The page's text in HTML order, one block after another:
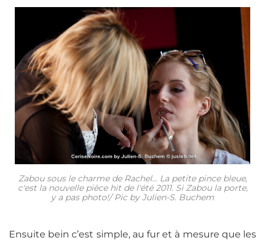
Zabou sous le charme de Rachel... La petite pince bleue,
c'est la nouvelle pièce hit de l'été 2011. Si Zabou la porte,
y a pas photo!/ Pic by Julien-S. Buchem
Ensuite bein c’est simple, au fur et à mesure que les